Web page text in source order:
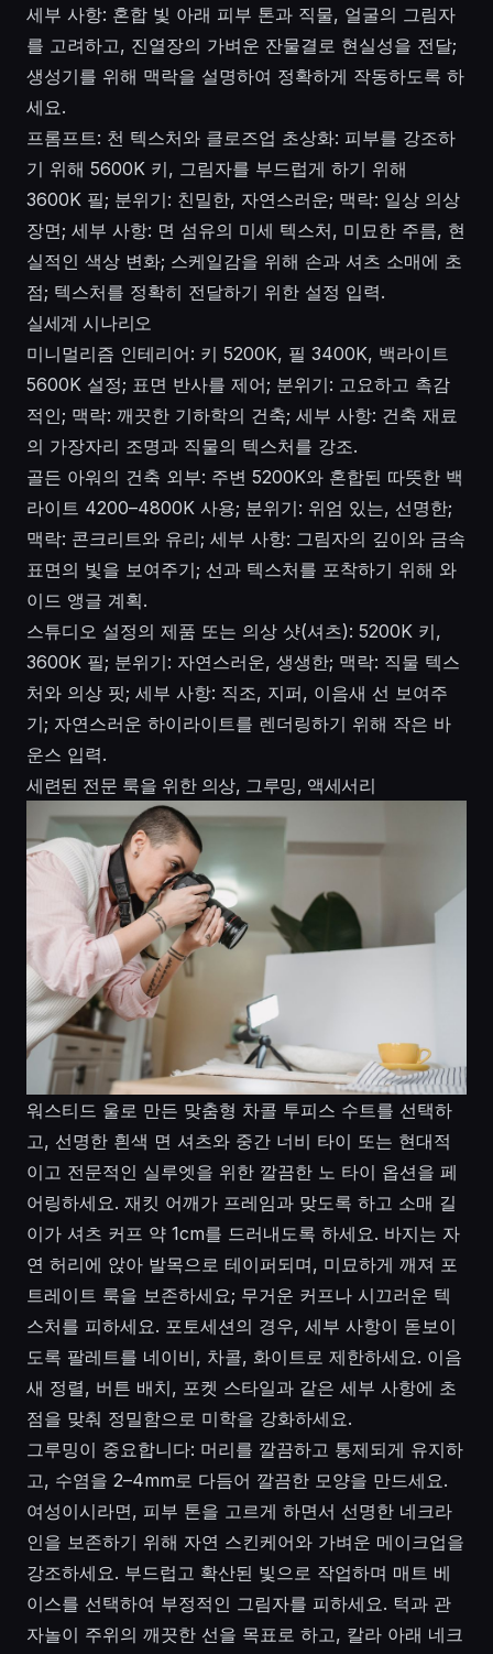
세부 사항: 혼합 빛 아래 피부 톤과 직물, 얼굴의 그림자
를 고려하고, 진열장의 가벼운 잔물결로 현실성을 전달;
생성기를 위해 맥락을 설명하여 정확하게 작동하도록 하
세요.
프롬프트: 천 텍스처와 클로즈업 초상화: 피부를 강조하
기 위해 5600K 키, 그림자를 부드럽게 하기 위해
3600K 필; 분위기: 친밀한, 자연스러운; 맥락: 일상 의상
장면; 세부 사항: 면 섬유의 미세 텍스처, 미묘한 주름, 현
실적인 색상 변화; 스케일감을 위해 손과 셔츠 소매에 초
점; 텍스처를 정확히 전달하기 위한 설정 입력.
실세계 시나리오
미니멀리즘 인테리어: 키 5200K, 필 3400K, 백라이트
5600K 설정; 표면 반사를 제어; 분위기: 고요하고 촉감
적인; 맥락: 깨끗한 기하학의 건축; 세부 사항: 건축 재료
의 가장자리 조명과 직물의 텍스처를 강조.
골든 아워의 건축 외부: 주변 5200K와 혼합된 따뜻한 백
라이트 4200–4800K 사용; 분위기: 위엄 있는, 선명한;
맥락: 콘크리트와 유리; 세부 사항: 그림자의 깊이와 금속
표면의 빛을 보여주기; 선과 텍스처를 포착하기 위해 와
이드 앵글 계획.
스튜디오 설정의 제품 또는 의상 샷(셔츠): 5200K 키,
3600K 필; 분위기: 자연스러운, 생생한; 맥락: 직물 텍스
처와 의상 핏; 세부 사항: 직조, 지퍼, 이음새 선 보여주
기; 자연스러운 하이라이트를 렌더링하기 위해 작은 바
운스 입력.
세련된 전문 룩을 위한 의상, 그루밍, 액세서리
워스티드 울로 만든 맞춤형 차콜 투피스 수트를 선택하
고, 선명한 흰색 면 셔츠와 중간 너비 타이 또는 현대적
이고 전문적인 실루엣을 위한 깔끔한 노 타이 옵션을 페
어링하세요. 재킷 어깨가 프레임과 맞도록 하고 소매 길
이가 셔츠 커프 약 1cm를 드러내도록 하세요. 바지는 자
연 허리에 앉아 발목으로 테이퍼되며, 미묘하게 깨져 포
트레이트 룩을 보존하세요; 무거운 커프나 시끄러운 텍
스처를 피하세요. 포토세션의 경우, 세부 사항이 돋보이
도록 팔레트를 네이비, 차콜, 화이트로 제한하세요. 이음
새 정렬, 버튼 배치, 포켓 스타일과 같은 세부 사항에 초
점을 맞춰 정밀함으로 미학을 강화하세요.
그루밍이 중요합니다: 머리를 깔끔하고 통제되게 유지하
고, 수염을 2–4mm로 다듬어 깔끔한 모양을 만드세요.
여성이시라면, 피부 톤을 고르게 하면서 선명한 네크라
인을 보존하기 위해 자연 스킨케어와 가벼운 메이크업을
강조하세요. 부드럽고 확산된 빛으로 작업하며 매트 베
이스를 선택하여 부정적인 그림자를 피하세요. 턱과 관
자놀이 주위의 깨끗한 선을 목표로 하고, 칼라 아래 네크